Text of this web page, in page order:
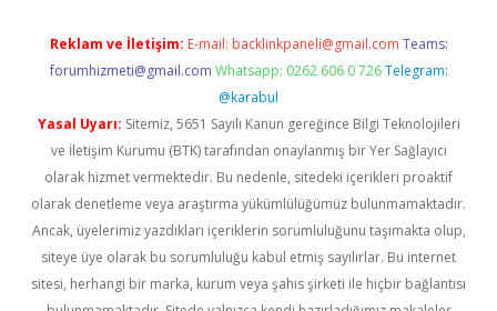
Reklam ve İletişim: E-mail: backlinkpaneli@gmail.com Teams:
forumhizmeti@gmail.com Whatsapp: 0262 606 0 726 Telegram:
@karabul
Yasal Uyarı: Sitemiz, 5651 Sayılı Kanun gereğince Bilgi Teknolojileri
ve İletişim Kurumu (BTK) tarafından onaylanmış bir Yer Sağlayıcı
olarak hizmet vermektedir. Bu nedenle, sitedeki içerikleri proaktif
olarak denetleme veya araştırma yükümlülüğümüz bulunmamaktadır.
Ancak, üyelerimiz yazdıkları içeriklerin sorumluluğunu taşımakta olup,
siteye üye olarak bu sorumluluğu kabul etmiş sayılırlar. Bu internet
sitesi, herhangi bir marka, kurum veya şahıs şirketi ile hiçbir bağlantısı